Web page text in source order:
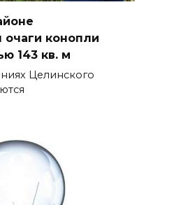
конопли
143 кв. м
Целинского